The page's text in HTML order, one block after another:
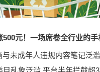
500元！一场席卷全行业的手
未成年人违规内容笔记泛
乱象泛滥 平台半年拦截超